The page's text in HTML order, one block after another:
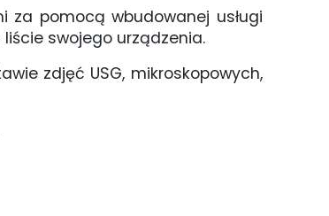
za pomocą wbudowanej usługi
swojego urządzenia.
zdjęć USG, mikroskopowych,